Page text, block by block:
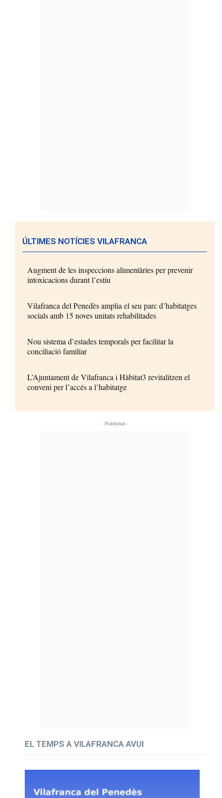
ÚLTIMES NOTÍCIES VILAFRANCA
Augment de les inspeccions alimentàries per prevenir
intoxicacions durant l’estiu
Vilafranca del Penedès amplia el seu parc d’habitatges
socials amb 15 noves unitats rehabilitades
Nou sistema d’estades temporals per facilitar la
conciliació familiar
L’Ajuntament de Vilafranca i Hàbitat3 revitalitzen el
conveni per l’accés a l’habitatge
- Publicitat -
EL TEMPS A VILAFRANCA AVUI